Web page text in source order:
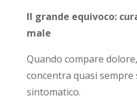
Il grande equivoco:
male
Quando compare
concentra quasi
sintomatico.